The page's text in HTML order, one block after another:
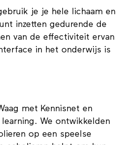
je je hele lichaam en
inzetten gedurende de
van de effectiviteit ervan
in het onderwijs is
met Kennisnet en
We ontwikkelden
op een speelse